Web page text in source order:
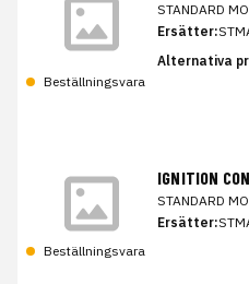
STANDARD
Ersätter:
Alternativa
Beställningsvara
IGNITION
STANDARD
Ersätter:
Beställningsvara